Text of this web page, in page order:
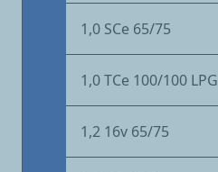
1,0 SCe 65/75
1,0 TCe 100/100 LPG
1,2 16v 65/75